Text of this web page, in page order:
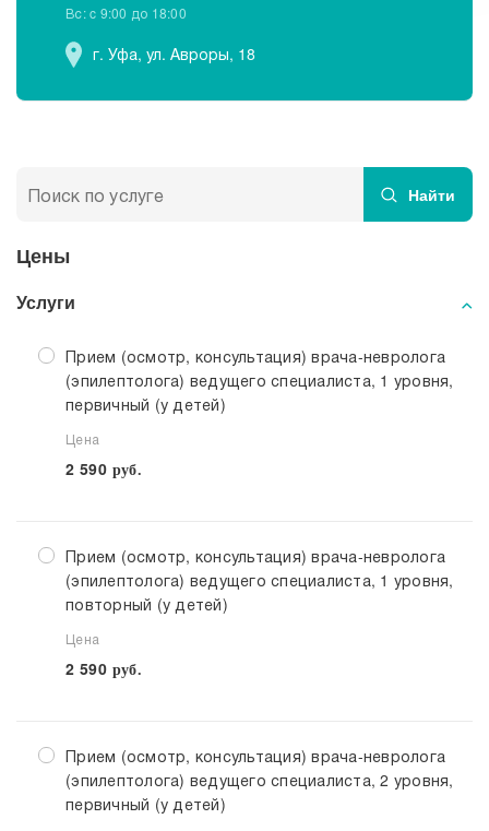
Разрушаем мифы об эпилепсии с врачом
Найти
Цены
Услуги
Прием (осмотр, консультация) врача-невролога
(эпилептолога) ведущего специалиста, 1 уровня,
первичный (у детей)
Цена
2 590 руб.
Прием (осмотр, консультация) врача-невролога
(эпилептолога) ведущего специалиста, 1 уровня,
повторный (у детей)
Цена
2 590 руб.
Прием (осмотр, консультация) врача-невролога
(эпилептолога) ведущего специалиста, 2 уровня,
первичный (у детей)
Вс: c 9:00 до 18:00
г. Уфа, ул. Авроры, 18